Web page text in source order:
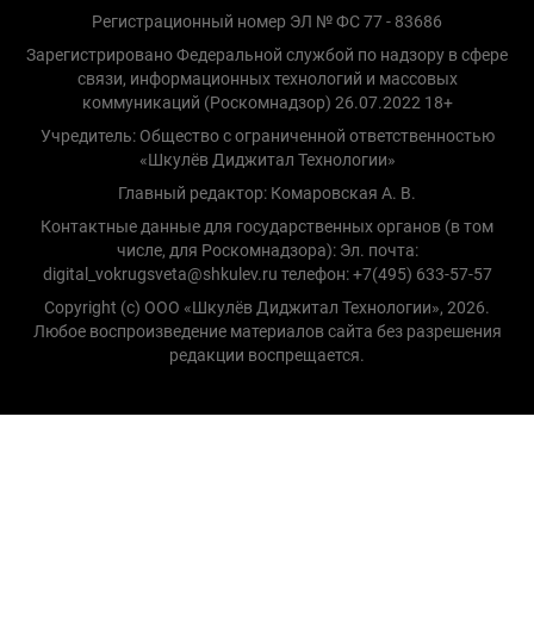
Регистрационный номер ЭЛ № ФС 77 - 83686
Зарегистрировано Федеральной службой по надзору в сфере
связи, информационных технологий и массовых
коммуникаций (Роскомнадзор) 26.07.2022 18+
Учредитель: Общество с ограниченной ответственностью
«Шкулёв Диджитал Технологии»
Главный редактор: Комаровская А. В.
Контактные данные для государственных органов (в том
числе, для Роскомнадзора): Эл. почта:
digital_vokrugsveta@shkulev.ru телефон: +7(495) 633-57-57
Copyright (с) ООО «Шкулёв Диджитал Технологии», 2026.
Любое воспроизведение материалов сайта без разрешения
редакции воспрещается.